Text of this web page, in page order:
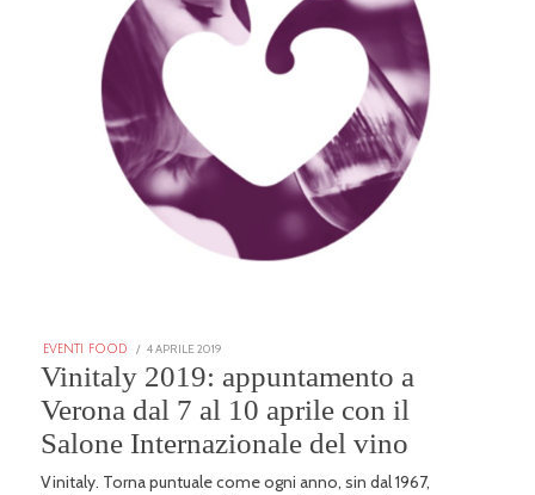
EVENTI FOOD
POSTED
ON
4 APRILE 2019
2026
Vinitaly 2019: appuntamento a
Verona dal 7 al 10 aprile con il
Salone Internazionale del vino
Vinitaly. Torna puntuale come ogni anno, sin dal 1967,